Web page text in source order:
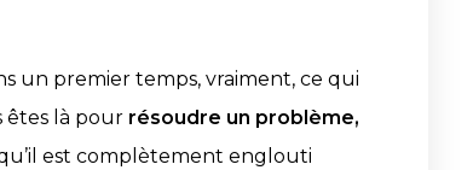
un premier temps, vraiment, ce qui
êtes là pour résoudre un problème,
qu’il est complètement englouti